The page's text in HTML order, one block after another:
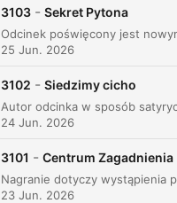
felietony
praktycznie
po długim
udźwignąć.
00:01:05 ·
3103 - Sekret Pytona
25 Jun. 2026
3102 - Siedzimy cicho
24 Jun. 2026
3101 - Centrum Zagadnienia
23 Jun. 2026